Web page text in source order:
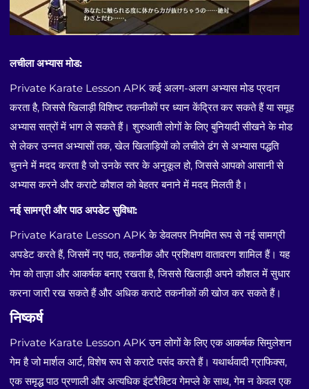
लचीला अभ्यास मोड:
Private Karate Lesson APK कई अलग-अलग अभ्यास मोड प्रदान
करता है, जिससे खिलाड़ी विशिष्ट तकनीकों पर ध्यान केंद्रित कर सकते हैं या समूह
अभ्यास सत्रों में भाग ले सकते हैं। शुरुआती लोगों के लिए बुनियादी सीखने के मोड
से लेकर उन्नत अभ्यासों तक, खेल खिलाड़ियों को लचीले ढंग से अभ्यास पद्धति
चुनने में मदद करता है जो उनके स्तर के अनुकूल हो, जिससे आपको आसानी से
अभ्यास करने और कराटे कौशल को बेहतर बनाने में मदद मिलती है।
नई सामग्री और पाठ अपडेट सुविधा:
Private Karate Lesson APK के डेवलपर नियमित रूप से नई सामग्री
अपडेट करते हैं, जिसमें नए पाठ, तकनीक और प्रशिक्षण वातावरण शामिल हैं। यह
गेम को ताज़ा और आकर्षक बनाए रखता है, जिससे खिलाड़ी अपने कौशल में सुधार
करना जारी रख सकते हैं और अधिक कराटे तकनीकों की खोज कर सकते हैं।
निष्कर्ष
Private Karate Lesson APK उन लोगों के लिए एक आकर्षक सिमुलेशन
गेम है जो मार्शल आर्ट, विशेष रूप से कराटे पसंद करते हैं। यथार्थवादी ग्राफिक्स,
एक समृद्ध पाठ प्रणाली और अत्यधिक इंटरैक्टिव गेमप्ले के साथ, गेम न केवल एक